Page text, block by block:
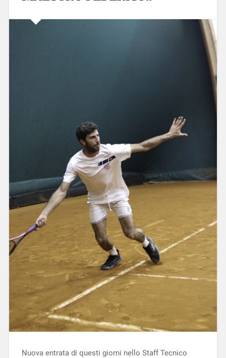
Nuova entrata di questi giorni nello Staff Tecnico